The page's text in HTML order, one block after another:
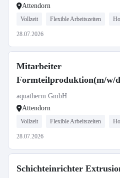
Attendorn
Vollzeit Flexible Arbeitszeiten
28.07.2026
Mitarbeiter
Formteilproduktion(m/w/
aquatherm GmbH
Attendorn
Vollzeit Flexible Arbeitszeiten
28.07.2026
Schichteinrichter